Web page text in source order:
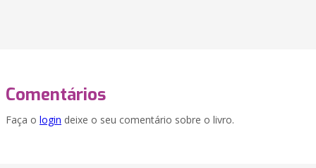
Comentários
Faça o login deixe o seu comentário sobre o livro.